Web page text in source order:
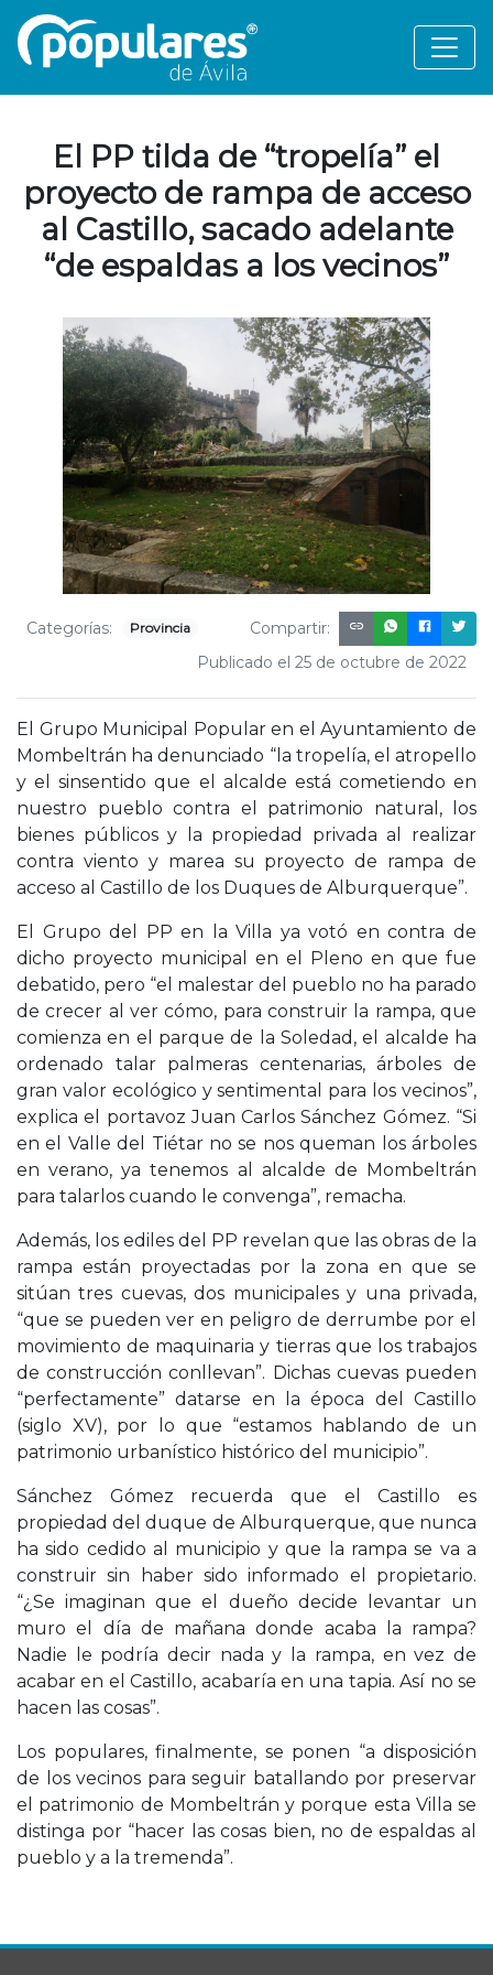
El PP tilda de “tropelía” el
proyecto de rampa de acceso
al Castillo, sacado adelante
“de espaldas a los vecinos”
Categorías: Provincia
Compartir:
Publicado el 25 de octubre de 2022
El Grupo Municipal Popular en el Ayuntamiento de
Mombeltrán ha denunciado “la tropelía, el atropello
y el sinsentido que el alcalde está cometiendo en
nuestro pueblo contra el patrimonio natural, los
bienes públicos y la propiedad privada al realizar
contra viento y marea su proyecto de rampa de
acceso al Castillo de los Duques de Alburquerque”.
El Grupo del PP en la Villa ya votó en contra de
dicho proyecto municipal en el Pleno en que fue
debatido, pero “el malestar del pueblo no ha parado
de crecer al ver cómo, para construir la rampa, que
comienza en el parque de la Soledad, el alcalde ha
ordenado talar palmeras centenarias, árboles de
gran valor ecológico y sentimental para los vecinos”,
explica el portavoz Juan Carlos Sánchez Gómez. “Si
en el Valle del Tiétar no se nos queman los árboles
en verano, ya tenemos al alcalde de Mombeltrán
para talarlos cuando le convenga”, remacha.
Además, los ediles del PP revelan que las obras de la
rampa están proyectadas por la zona en que se
sitúan tres cuevas, dos municipales y una privada,
“que se pueden ver en peligro de derrumbe por el
movimiento de maquinaria y tierras que los trabajos
de construcción conllevan”. Dichas cuevas pueden
“perfectamente” datarse en la época del Castillo
(siglo XV), por lo que “estamos hablando de un
patrimonio urbanístico histórico del municipio”.
Sánchez Gómez recuerda que el Castillo es
propiedad del duque de Alburquerque, que nunca
ha sido cedido al municipio y que la rampa se va a
construir sin haber sido informado el propietario.
“¿Se imaginan que el dueño decide levantar un
muro el día de mañana donde acaba la rampa?
Nadie le podría decir nada y la rampa, en vez de
acabar en el Castillo, acabaría en una tapia. Así no se
hacen las cosas”.
Los populares, finalmente, se ponen “a disposición
de los vecinos para seguir batallando por preservar
el patrimonio de Mombeltrán y porque esta Villa se
distinga por “hacer las cosas bien, no de espaldas al
pueblo y a la tremenda”.